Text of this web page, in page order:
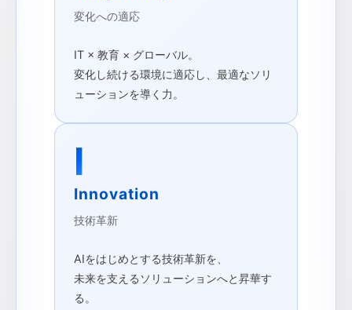
変化への適応
IT × 教育 × グローバル。
変化し続ける環境に適応し、最適なソリ
ューションを導く力。
I
Innovation
技術革新
AIをはじめとする技術革新を、
未来を支えるソリューションへと昇華す
る。